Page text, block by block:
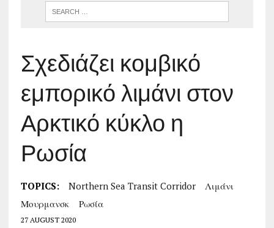
Σχεδιάζει κομβικό
εμπορικό λιμάνι στον
Αρκτικό κύκλο η
Ρωσία
TOPICS: Northern Sea Transit Corridor
Λιμάνι
Μουρμανσκ
Ρωσία
27 AUGUST 2020